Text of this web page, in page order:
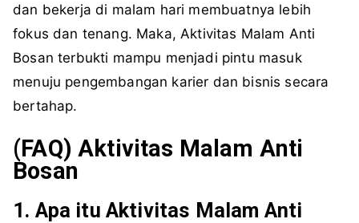
dan bekerja di malam hari membuatnya lebih
fokus dan tenang. Maka, Aktivitas Malam Anti
Bosan terbukti mampu menjadi pintu masuk
menuju pengembangan karier dan bisnis secara
bertahap.
(FAQ)Aktivitas Malam Anti
Bosan
1. Apa itu Aktivitas Malam Anti